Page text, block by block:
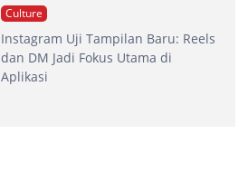
Culture
Instagram Uji Tampilan Baru: Reels
dan DM Jadi Fokus Utama di
Aplikasi